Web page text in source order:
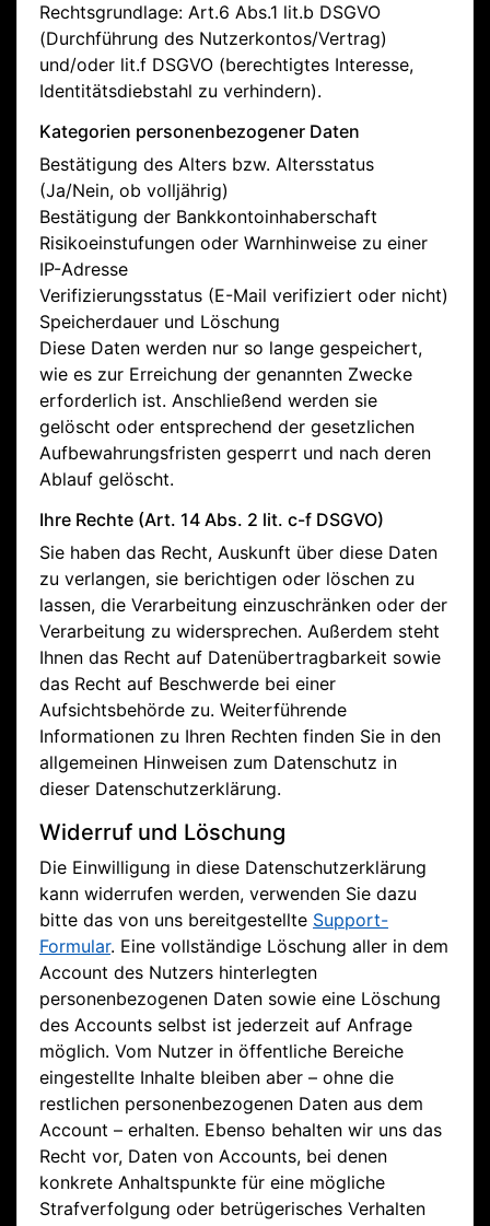
Rechtsgrundlage: Art.6 Abs.1 lit.b DSGVO
(Durchführung des Nutzerkontos/Vertrag)
und/oder lit.f DSGVO (berechtigtes Interesse,
Identitätsdiebstahl zu verhindern).
Kategorien personenbezogener Daten
Bestätigung des Alters bzw. Altersstatus
(Ja/Nein, ob volljährig)
Bestätigung der Bankkontoinhaberschaft
Risikoeinstufungen oder Warnhinweise zu einer
IP-Adresse
Verifizierungsstatus (E-Mail verifiziert oder nicht)
Speicherdauer und Löschung
Diese Daten werden nur so lange gespeichert,
wie es zur Erreichung der genannten Zwecke
erforderlich ist. Anschließend werden sie
gelöscht oder entsprechend der gesetzlichen
Aufbewahrungsfristen gesperrt und nach deren
Ablauf gelöscht.
Ihre Rechte (Art. 14 Abs. 2 lit. c-f DSGVO)
Sie haben das Recht, Auskunft über diese Daten
zu verlangen, sie berichtigen oder löschen zu
lassen, die Verarbeitung einzuschränken oder der
Verarbeitung zu widersprechen. Außerdem steht
Ihnen das Recht auf Datenübertragbarkeit sowie
das Recht auf Beschwerde bei einer
Aufsichtsbehörde zu. Weiterführende
Informationen zu Ihren Rechten finden Sie in den
allgemeinen Hinweisen zum Datenschutz in
dieser Datenschutzerklärung.
Widerruf und Löschung
Die Einwilligung in diese Datenschutzerklärung
kann widerrufen werden, verwenden Sie dazu
bitte das von uns bereitgestellte Support-
Formular. Eine vollständige Löschung aller in dem
Account des Nutzers hinterlegten
personenbezogenen Daten sowie eine Löschung
des Accounts selbst ist jederzeit auf Anfrage
möglich. Vom Nutzer in öffentliche Bereiche
eingestellte Inhalte bleiben aber – ohne die
restlichen personenbezogenen Daten aus dem
Account – erhalten. Ebenso behalten wir uns das
Recht vor, Daten von Accounts, bei denen
konkrete Anhaltspunkte für eine mögliche
Strafverfolgung oder betrügerisches Verhalten